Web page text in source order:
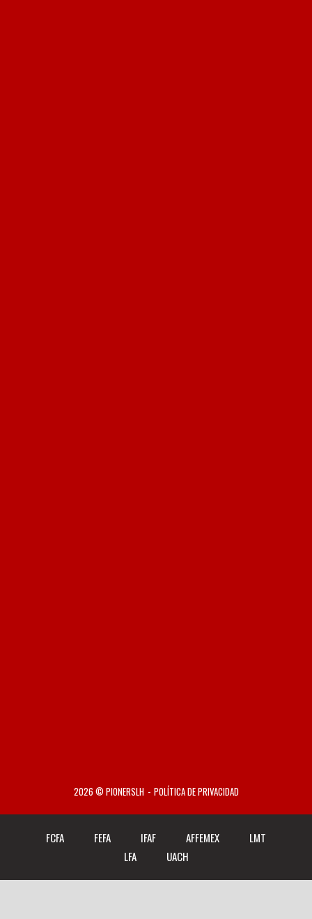
2026 © PIONERSLH POLÍTICA DE PRIVACIDAD
FCFA FEFA IFAF AFFEMEX
LMT
LFA
UACH